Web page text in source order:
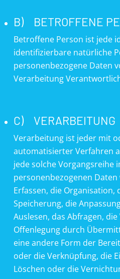
B) BETROFFENE
Betroffene Person ist jede
identifizierbare natürliche
personenbezogene Daten
Verarbeitung
C) VERARBEITUNG
Verarbeitung ist jeder mit
automatisierter Verfahren
jede solche Vorgangsreihe
personenbezogenen Daten
Erfassen, die Organisation,
Speicherung, die
Auslesen, das Abfragen,
Offenlegung durch
eine andere Form der
oder die Verknüpfung, die
Löschen oder die